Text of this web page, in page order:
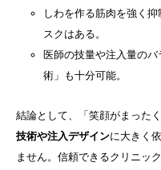
しわを作る筋肉を強く
スクはある。
医師の技量や注入量の
術」も十分可能。
結論として、「笑顔がまった
技術や注入デザインに大きく
ません。信頼できるクリニッ